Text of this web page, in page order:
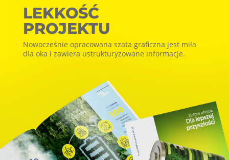
LEKKOŚĆ
PROJEKTU
Nowocześnie opracowana szata graficzna jest miła
dla oka i zawiera ustrukturyzowane informacje.